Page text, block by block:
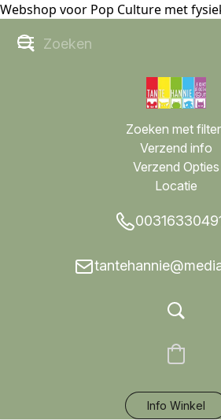
Webshop voor Pop Culture met
Zoeken met
Verzend info
Verzend Opties
Locatie
Info Winkel